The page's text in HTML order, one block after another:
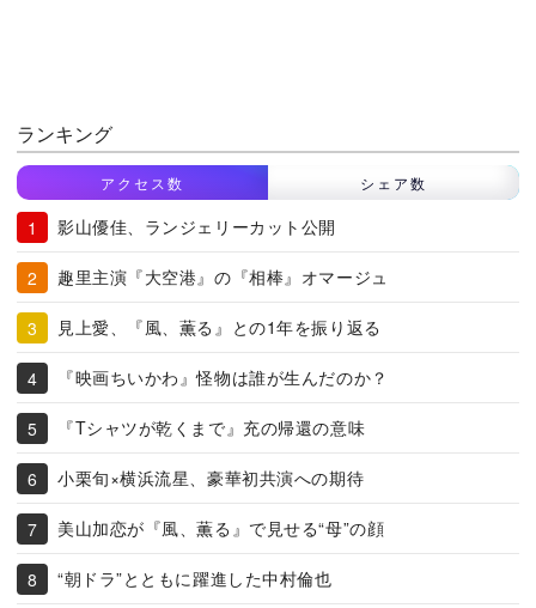
ランキング
アクセス数 シェア数
影山優佳、ランジェリーカット公開
趣里主演『大空港』の『相棒』オマージュ
見上愛、『風、薫る』との1年を振り返る
『映画ちいかわ』怪物は誰が生んだのか？
『Tシャツが乾くまで』充の帰還の意味
小栗旬×横浜流星、豪華初共演への期待
美山加恋が『風、薫る』で見せる“母”の顔
“朝ドラ”とともに躍進した中村倫也